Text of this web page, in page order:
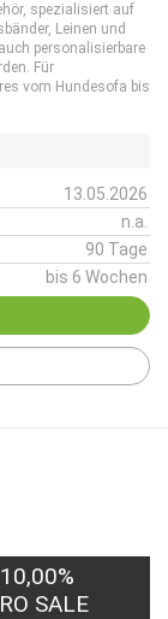
spezialisiert auf
Leinen und
personalisierbare
Für
vom Hundesofa bis
13.05.2026
n.a.
90 Tage
bis 6 Wochen
10,00%
SALE